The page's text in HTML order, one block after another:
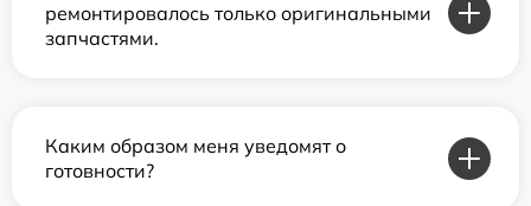
ремонтировалось только оригинальными
запчастями.
Каким образом меня уведомят о
готовности?